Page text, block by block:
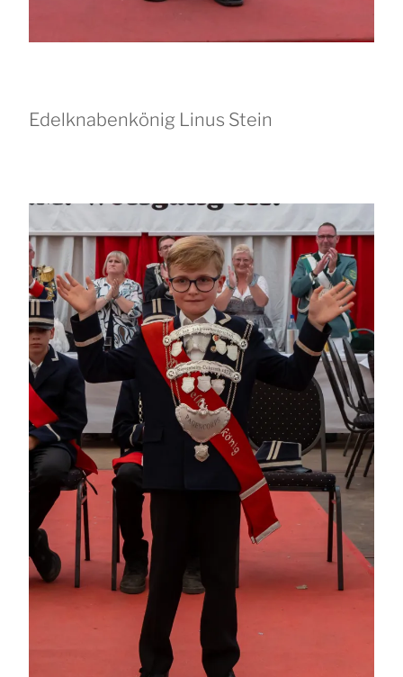
Edelknabenkönig Linus Stein